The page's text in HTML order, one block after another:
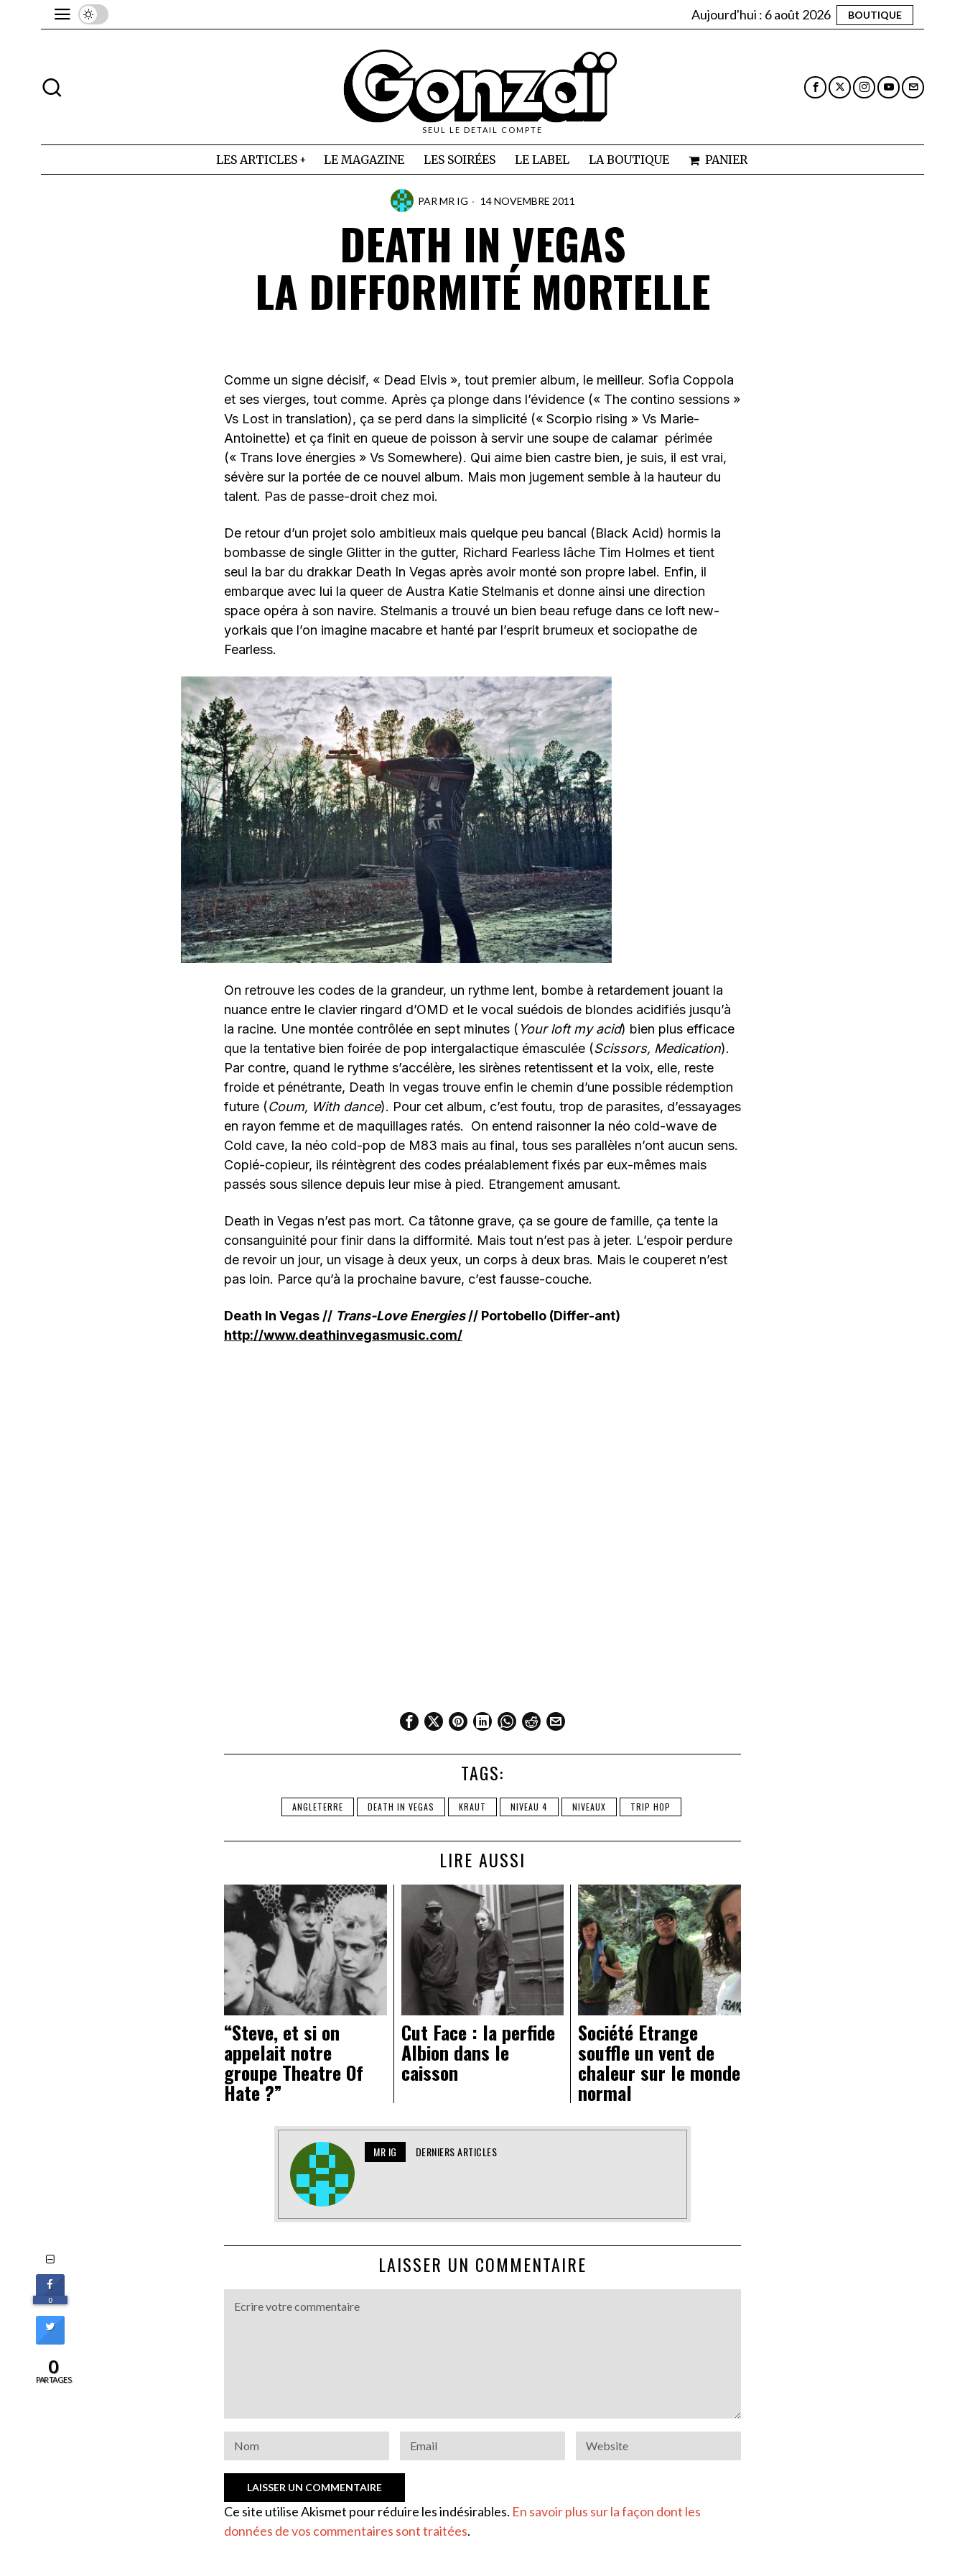
Aujourd'hui : 6 août 2026 BOUTIQUE
SEUL LE DETAIL COMPTE
LES ARTICLES LE MAGAZINE LES SOIRÉES LE LABEL LA BOUTIQUE PANIER
PAR MR IG 14 NOVEMBRE 2011
DEATH IN VEGAS
LA DIFFORMITÉ MORTELLE
Comme un signe décisif, « Dead Elvis », tout premier album, le meilleur. Sofia Coppola
et ses vierges, tout comme. Après ça plonge dans l’évidence (« The contino sessions »
Vs Lost in translation), ça se perd dans la simplicité (« Scorpio rising » Vs Marie-
Antoinette) et ça finit en queue de poisson à servir une soupe de calamar périmée
(« Trans love énergies » Vs Somewhere). Qui aime bien castre bien, je suis, il est vrai,
sévère sur la portée de ce nouvel album. Mais mon jugement semble à la hauteur du
talent. Pas de passe-droit chez moi.
De retour d’un projet solo ambitieux mais quelque peu bancal (Black Acid) hormis la
bombasse de single Glitter in the gutter, Richard Fearless lâche Tim Holmes et tient
seul la bar du drakkar Death In Vegas après avoir monté son propre label. Enfin, il
embarque avec lui la queer de Austra Katie Stelmanis et donne ainsi une direction
space opéra à son navire. Stelmanis a trouvé un bien beau refuge dans ce loft new-
yorkais que l’on imagine macabre et hanté par l’esprit brumeux et sociopathe de
Fearless.
On retrouve les codes de la grandeur, un rythme lent, bombe à retardement jouant la
nuance entre le clavier ringard d’OMD et le vocal suédois de blondes acidifiés jusqu’à
la racine. Une montée contrôlée en sept minutes ( Your loft my acid) bien plus efficace
que la tentative bien foirée de pop intergalactique émasculée (Scissors, Medication).
Par contre, quand le rythme s’accélère, les sirènes retentissent et la voix, elle, reste
froide et pénétrante, Death In vegas trouve enfin le chemin d’une possible rédemption
future (Coum, With dance). Pour cet album, c’est foutu, trop de parasites, d’essayages
en rayon femme et de maquillages ratés. On entend raisonner la néo cold-wave de
Cold cave, la néo cold-pop de M83 mais au final, tous ses parallèles n’ont aucun sens.
Copié-copieur, ils réintègrent des codes préalablement fixés par eux-mêmes mais
passés sous silence depuis leur mise à pied. Etrangement amusant.
Death in Vegas n’est pas mort. Ca tâtonne grave, ça se goure de famille, ça tente la
consanguinité pour finir dans la difformité. Mais tout n’est pas à jeter. L’espoir perdure
de revoir un jour, un visage à deux yeux, un corps à deux bras. Mais le couperet n’est
pas loin. Parce qu’à la prochaine bavure, c’est fausse-couche.
Death In Vegas // Trans-Love Energies// Portobello (Differ-ant)
http://www.deathinvegasmusic.com/
TAGS:
ANGLETERRE DEATH IN VEGAS KRAUT NIVEAU 4 NIVEAUX TRIP HOP
LIRE AUSSI
“Steve, et si on
appelait notre
groupe Theatre Of
Hate ?”
Cut Face : la perfide
Albion dans le
caisson
Société Etrange
souffle un vent de
chaleur sur le monde
normal
MR IG DERNIERS ARTICLES
LAISSER UN COMMENTAIRE
Ce site utilise Akismet pour réduire les indésirables. En savoir plus sur la façon dont les
données de vos commentaires sont traitées.
0
0
PARTAGES